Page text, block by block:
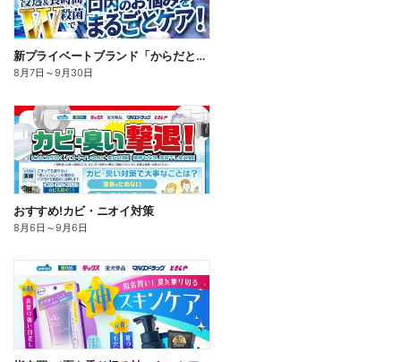
新プライベートブランド「からだとくらしに+1(プラスワン)」よりモンダミン口内トータルケア登場!
8月7日 ～9月30日
おすすめ!カビ・ニオイ対策
8月6日 ～9月6日